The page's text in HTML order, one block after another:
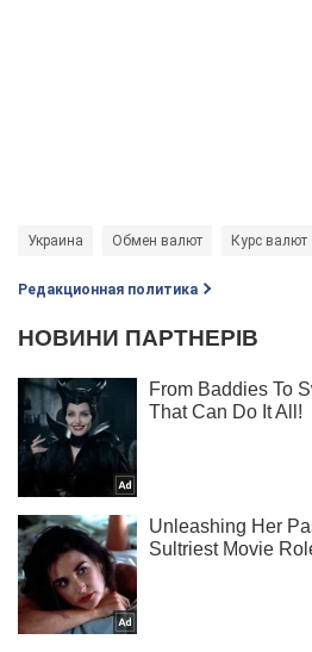
Украина Обмен валют Курс валют
Редакционная политика